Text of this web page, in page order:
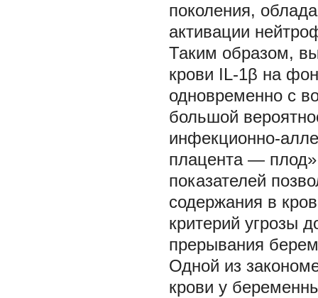
поколения,
активации
Таким образом,
крови IL-1β на
одновременно с
большой
инфекционно-
плацента —
показателей
содержания в
критерий угрозы
прерывания
Одной из
крови у